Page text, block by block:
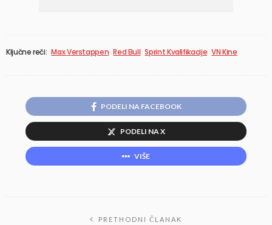
Ključne reči: Max Verstappen Red Bull Sprint Kvalifikacije VN Kine
PODELI NA FACEBOOK
PODELI NA X
VIŠE
PRETHODNI ČLANAK